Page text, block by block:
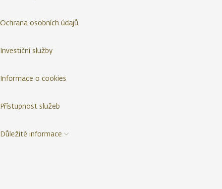
Ochrana osobních údajů
Investiční služby
Informace o cookies
Přístupnost služeb
Důležité informace